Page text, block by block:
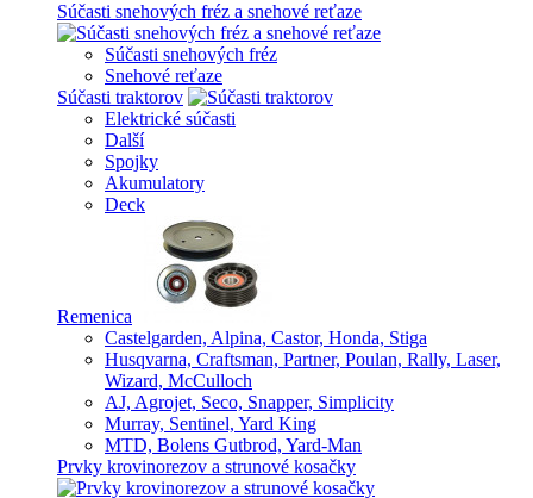
Súčasti snehových fréz a snehové reťaze
Súčasti snehových fréz
Snehové reťaze
Súčasti traktorov
Elektrické súčasti
Další
Spojky
Akumulatory
Deck
Remenica
Castelgarden, Alpina, Castor, Honda, Stiga
Husqvarna, Craftsman, Partner, Poulan, Rally, Laser,
Wizard, McCulloch
AJ, Agrojet, Seco, Snapper, Simplicity
Murray, Sentinel, Yard King
MTD, Bolens Gutbrod, Yard-Man
Prvky krovinorezov a strunové kosačky